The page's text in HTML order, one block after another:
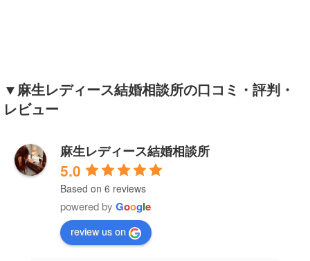
▼麻生レディース結婚相談所の口コミ・評判・
レビュー
麻生レディース結婚相談所
5.0
Based on 6 reviews
powered by Google
review us on